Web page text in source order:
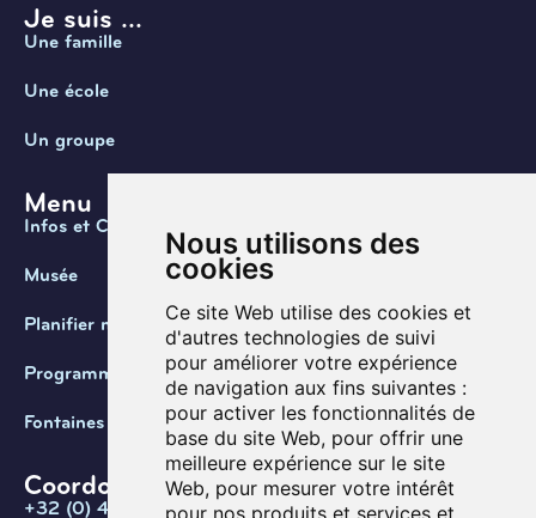
Nous utilisons des
cookies
Ce site Web utilise des cookies et
d'autres technologies de suivi
pour améliorer votre expérience
de navigation aux fins suivantes :
pour activer les fonctionnalités de
base du site Web, pour offrir une
meilleure expérience sur le site
Web, pour mesurer votre intérêt
pour nos produits et services et
Je suis ...
Une famille
Une école
Un groupe
Menu
Infos et Contact
Musée
Planifier ma visite
Programmation
Fontaines de Belgique
Coordonnées
+32 (0) 470 / 67.20.55